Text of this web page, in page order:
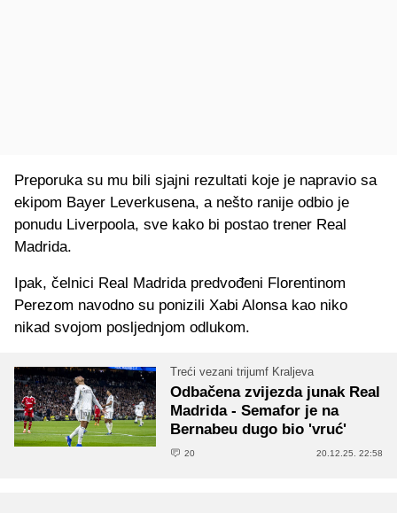
Preporuka su mu bili sjajni rezultati koje je napravio sa
ekipom Bayer Leverkusena, a nešto ranije odbio je
ponudu Liverpoola, sve kako bi postao trener Real
Madrida.
Ipak, čelnici Real Madrida predvođeni Florentinom
Perezom navodno su ponizili Xabi Alonsa kao niko
nikad svojom posljednjom odlukom.
Treći vezani trijumf Kraljeva
Odbačena zvijezda junak Real
Madrida - Semafor je na
Bernabeu dugo bio 'vruć'
20 20.12.25. 22:58